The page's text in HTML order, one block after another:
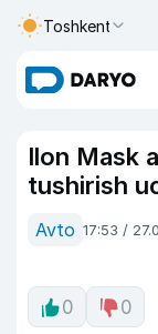
Toshkent
Ilon Mask
tushirish
Avto 17:53 /
0 0